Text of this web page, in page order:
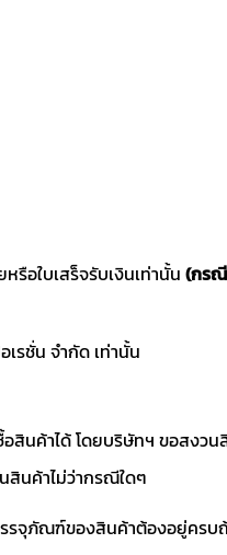
รือใบเสร็จรับเงินเท่านั้น (กรณี
รชั่น จำกัด เท่านั้น
ค้าได้ โดยบริษัทฯ ขอสงวน
สินค้าไม่ว่ากรณีใดๆ
รจุภัณฑ์ของสินค้าต้องอยู่คร